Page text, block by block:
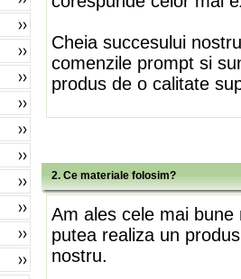
Cheia succesului
comenzile prompt si
produs de o calitate
2. Ce materiale folosim?
Am ales cele mai
putea realiza un
nostru.